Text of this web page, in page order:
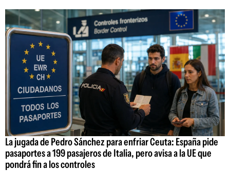
La jugada de Pedro Sánchez para enfriar Ceuta: España pide
pasaportes a 199 pasajeros de Italia, pero avisa a la UE que
pondrá fin a los controles